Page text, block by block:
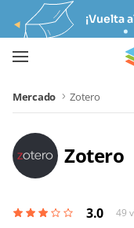
¡Vuelta
Mercado Zotero
Zotero
3.0 49